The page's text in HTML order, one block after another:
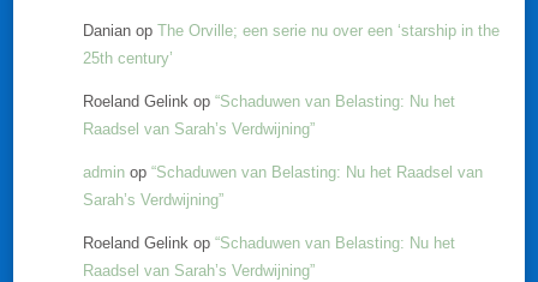
Danian op The Orville; een serie nu over een ‘starship in the
25th century’
Roeland Gelink op “Schaduwen van Belasting: Nu het
Raadsel van Sarah’s Verdwijning”
admin op “Schaduwen van Belasting: Nu het Raadsel van
Sarah’s Verdwijning”
Roeland Gelink op “Schaduwen van Belasting: Nu het
Raadsel van Sarah’s Verdwijning”